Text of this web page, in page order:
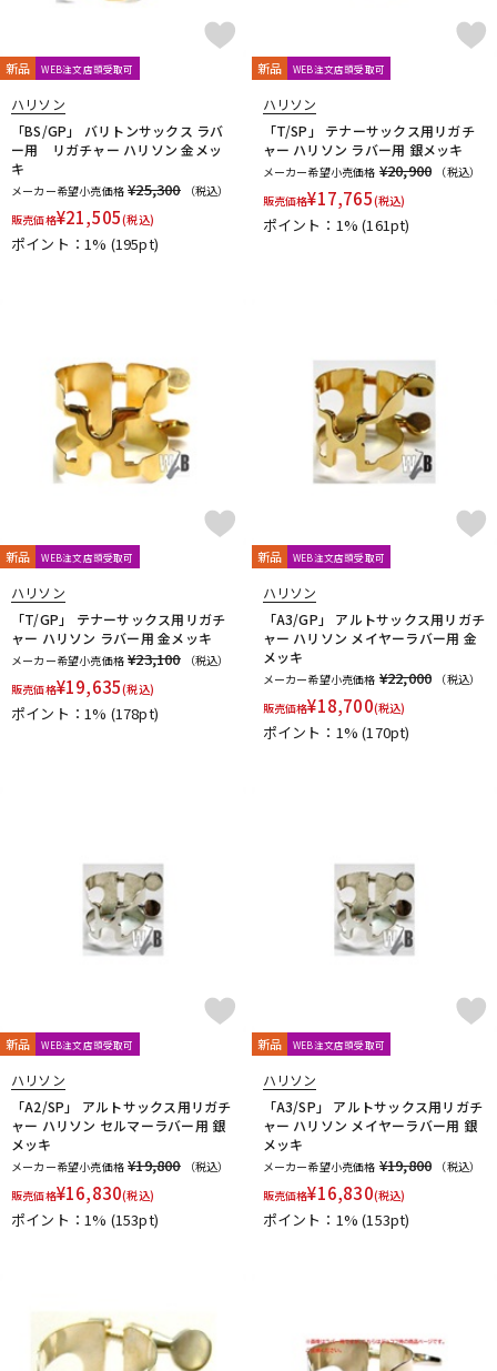
新品 WEB注文店頭受取可
ハリソン
「BS/GP」 バリトンサックス ラバ
ー用 リガチャー ハリソン 金メッ
キ
メーカー希望小売価格 ¥25,300
（税込）
販売価格¥21,505(税込)
ポイント：1% (195pt)
新品 WEB注文店頭受取可
ハリソン
「T/SP」 テナーサックス用リガチ
ャー ハリソン ラバー用 銀メッキ
メーカー希望小売価格 ¥20,900
（税込）
販売価格¥17,765(税込)
ポイント：1%(161pt)
新品 WEB注文店頭受取可
ハリソン
「T/GP」 テナーサックス用リガチ
ャー ハリソン ラバー用 金メッキ
メーカー希望小売価格 ¥23,100
（税込）
販売価格¥19,635(税込)
ポイント：1% (178pt)
新品 WEB注文店頭受取可
ハリソン
「A3/GP」 アルトサックス用リガチ
ャー ハリソン メイヤーラバー用 金
メッキ
メーカー希望小売価格 ¥22,000
（税込）
販売価格¥18,700(税込)
ポイント：1%(170pt)
新品 WEB注文店頭受取可
ハリソン
「A2/SP」 アルトサックス用リガチ
ャー ハリソン セルマーラバー用 銀
メッキ
メーカー希望小売価格 ¥19,800
（税込）
販売価格¥16,830(税込)
ポイント：1% (153pt)
新品 WEB注文店頭受取可
ハリソン
「A3/SP」 アルトサックス用リガチ
ャー ハリソン メイヤーラバー用 銀
メッキ
メーカー希望小売価格 ¥19,800
（税込）
販売価格¥16,830(税込)
ポイント：1%(153pt)